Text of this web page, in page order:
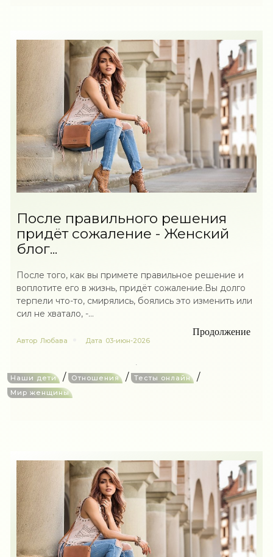
После правильного решения
придёт сожаление - Женский
блог...
После того, как вы примете правильное решение и
воплотите его в жизнь, придёт сожаление.Вы долго
терпели что-то, смирялись, боялись это изменить или
сил не хватало, -...
Продолжение
Автор Любава Дата 03-июн-2026
Наши дети / Отношения / Тесты онлайн /
Мир женщины